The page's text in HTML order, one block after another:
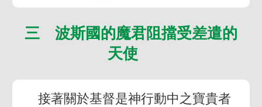
三 波斯國的魔君阻擋受差遣的
天使
接著關於基督是神行動中之寶貴者